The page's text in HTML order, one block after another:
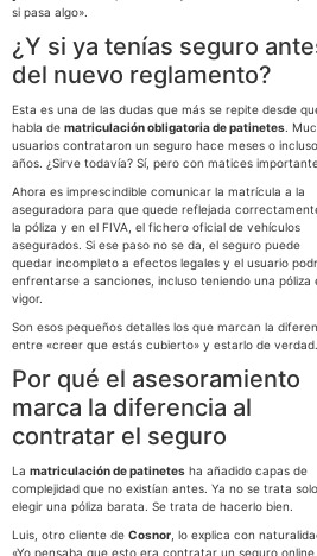
si pasa algo».
¿Y si ya tenías seguro
del nuevo reglamento?
Esta es una de las dudas que más se repite desde
habla de matriculación obligatoria de patinetes .
usuarios contrataron un seguro hace meses o incluso
años. ¿Sirve todavía? Sí, pero con matices
Ahora es imprescindible comunicar la matrícula a la
aseguradora para que quede reflejada
la póliza y en el FIVA, el fichero oficial de vehículos
asegurados. Si ese paso no se da, el seguro puede
quedar incompleto a efectos legales y el usuario
enfrentarse a sanciones, incluso teniendo una póliza
vigor.
Son esos pequeños detalles los que marcan la
entre «creer que estás cubierto» y estarlo de verdad.
Por qué el asesoramiento
marca la diferencia al
contratar el seguro
La matriculación de patinetes ha añadido capas de
complejidad que no existían antes. Ya no se trata
elegir una póliza barata. Se trata de hacerlo bien.
Luis, otro cliente de Cosnor , lo explica con
«Yo pensaba que esto era contratar un seguro online